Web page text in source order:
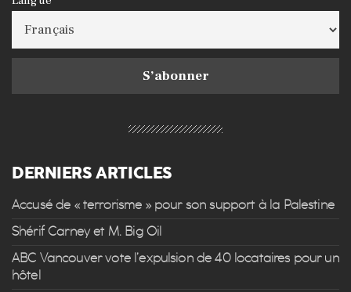
DERNIERS ARTICLES
Accusé de « terrorisme » pour son support à la Palestine
Shérif Carney et M. Big Oil
ABC Vancouver vote l’expulsion de 40 locataires pour un
hôtel